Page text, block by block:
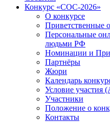
Конкурс «СОС-2026»
О конкурсе
Приветственные
Персональные
людьми РФ
Номинации и
Партнёры
Жюри
Календарь
Условие участия
Участники
Положение о
Контакты